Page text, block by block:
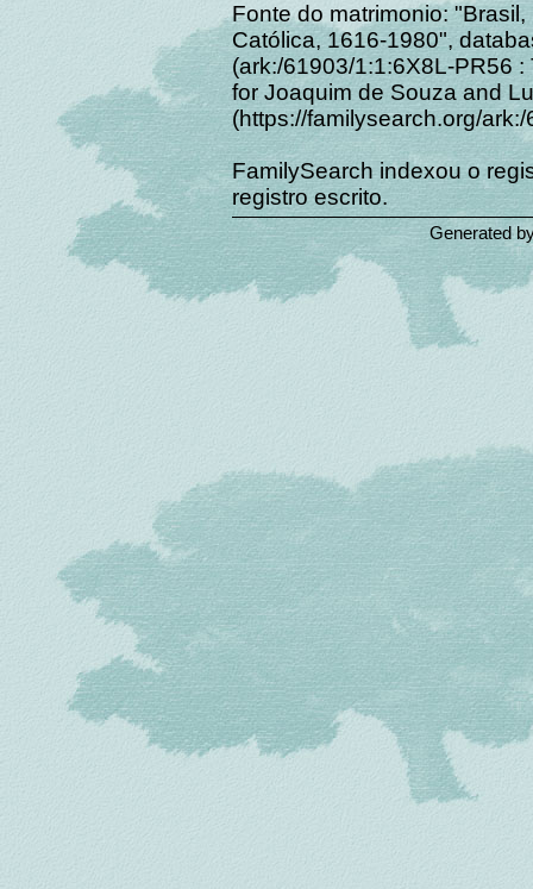
Fonte do matrimonio:
Católica, 1616-1980",
(ark:/61903/1:1:6X8L-PR56
for Joaquim de Souza and
(https://familysearch.org/
FamilySearch indexou o
registro escrito.
Generated